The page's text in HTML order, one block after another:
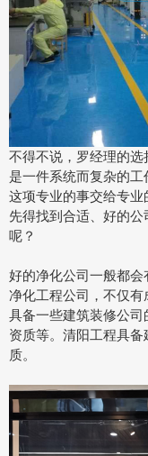
不得不说，罗经理的选
是一件系统而复杂的工
这项专业的事交给专业
先得找到合适、好的
呢？
好的净化公司一般都
净化工程公司，不仅
具备一些建筑装修公
资质等。清阳工程具
质。